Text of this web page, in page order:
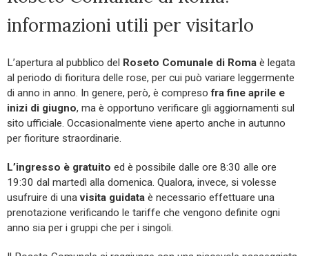
informazioni utili per visitarlo
L’apertura al pubblico del Roseto Comunale di Roma è legata
al periodo di fioritura delle rose, per cui può variare leggermente
di anno in anno. In genere, però, è compresofra fine aprile e
inizi di giugno, ma è opportuno verificare gli aggiornamenti sul
sito ufficiale. Occasionalmente viene aperto anche in autunno
per fioriture straordinarie.
L’ingresso è gratuito ed è possibile dalle ore 8:30 alle ore
19:30 dal martedì alla domenica. Qualora, invece, si volesse
usufruire di unavisita guidata è necessario effettuare una
prenotazione verificando le tariffe che vengono definite ogni
anno sia per i gruppi che per i singoli.